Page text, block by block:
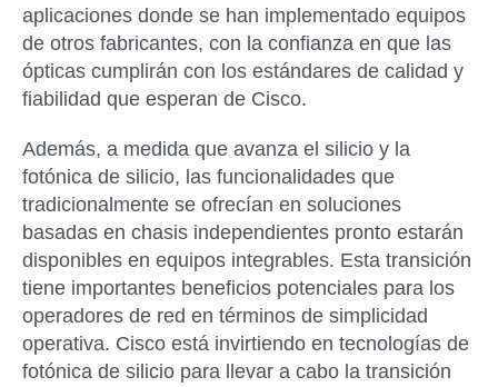
aplicaciones donde se han implementado equipos
de otros fabricantes, con la confianza en que las
ópticas cumplirán con los estándares de calidad y
fiabilidad que esperan de Cisco.
Además, a medida que avanza el silicio y la
fotónica de silicio, las funcionalidades que
tradicionalmente se ofrecían en soluciones
basadas en chasis independientes pronto estarán
disponibles en equipos integrables. Esta transición
tiene importantes beneficios potenciales para los
operadores de red en términos de simplicidad
operativa. Cisco está invirtiendo en tecnologías de
fotónica de silicio para llevar a cabo la transición